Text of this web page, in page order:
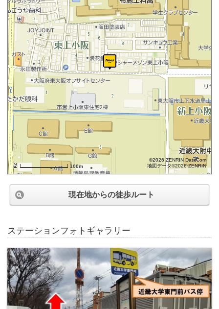
100m
©2026 ZENRIN DataCom
地図データ©2026 ZENRIN
現在地からの徒歩ルート
ステーションフォトギャラリー